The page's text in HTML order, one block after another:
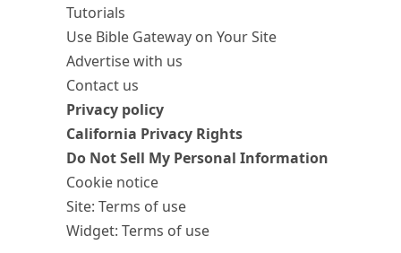
Tutorials
Use Bible Gateway on Your Site
Advertise with us
Contact us
Privacy policy
California Privacy Rights
Do Not Sell My Personal Information
Cookie notice
Site: Terms of use
Widget: Terms of use